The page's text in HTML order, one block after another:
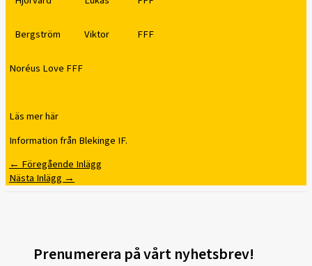
Bergström Viktor FFF
Noréus Love FFF
Läs mer här
Information från Blekinge IF.
←Föregående Inlägg
Nästa Inlägg→
Prenumerera på vårt nyhetsbrev!